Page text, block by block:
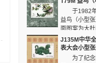
于1982年
益鸟（小型
面图案为大
枚。这枚邮票是中国影写
P11.5×11。整组邮票由北
晰，纸质细腻值得收藏。
J135M中华
表大会小型
为了纪念